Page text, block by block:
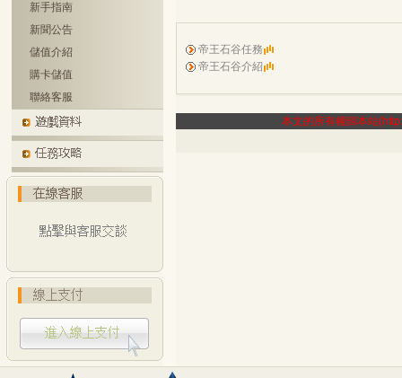
新手指南
新聞公告
儲值介紹
購卡儲值
聯絡客服
帝王石谷任務
帝王石谷介紹
本文的所有權歸本站